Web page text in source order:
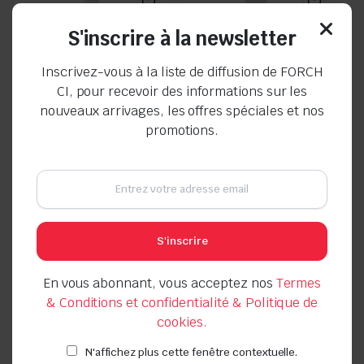
Bleu K120
Seller:
11.500
prix
était :
11.500 CFA.
4.500
prix
4.500 CFA.
En stock
12.500
Le
était :
12.500 CFA.
Le
est :
6.000 CFA.
En stock
S'inscrire à la newsletter
Inscrivez-vous à la liste de diffusion de FORCH
CI, pour recevoir des informations sur les
nouveaux arrivages, les offres spéciales et nos
promotions.
S'inscrire
En vous abonnant, vous acceptez nos Termes
& Conditions et confidentialité & Politique de
cookies.
N'affichez plus cette fenêtre contextuelle.